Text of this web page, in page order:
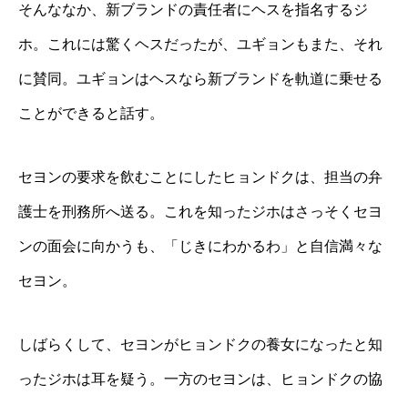
そんななか、新ブランドの責任者にヘスを指名するジ
ホ。これには驚くヘスだったが、ユギョンもまた、それ
に賛同。ユギョンはヘスなら新ブランドを軌道に乗せる
ことができると話す。
セヨンの要求を飲むことにしたヒョンドクは、担当の弁
護士を刑務所へ送る。これを知ったジホはさっそくセヨ
ンの面会に向かうも、「じきにわかるわ」と自信満々な
セヨン。
しばらくして、セヨンがヒョンドクの養女になったと知
ったジホは耳を疑う。一方のセヨンは、ヒョンドクの協